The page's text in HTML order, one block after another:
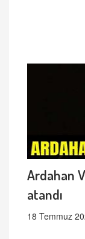
Ardahan
atandı
18 Temmuz